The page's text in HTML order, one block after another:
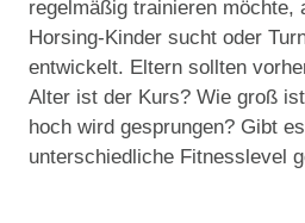
regelmäßig trainieren möchte,
Horsing-Kinder sucht oder
entwickelt. Eltern sollten
Alter ist der Kurs? Wie groß
hoch wird gesprungen? Gibt
unterschiedliche Fitnesslevel